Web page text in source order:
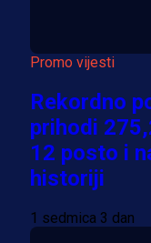
Promo vijesti
Rekordno
prihodi
12 posto i
historiji
1 sedmica 3 dan